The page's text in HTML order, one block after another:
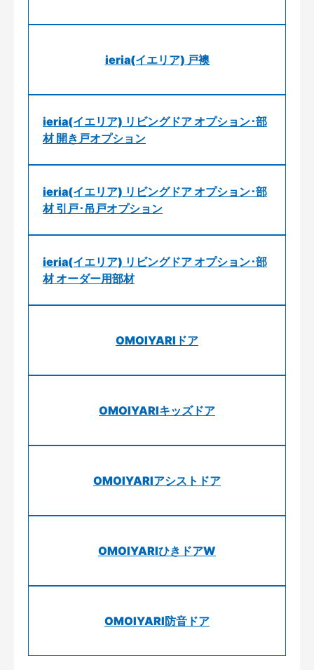
ieria(イエリア) 戸襖
ieria(イエリア) リビングドア オプション･部
材 開き戸オプション
ieria(イエリア) リビングドア オプション･部
材 引戸･吊戸オプション
ieria(イエリア) リビングドア オプション･部
材 オーダー用部材
OMOIYARIドア
OMOIYARIキッズドア
OMOIYARIアシストドア
OMOIYARIひきドアW
OMOIYARI防音ドア